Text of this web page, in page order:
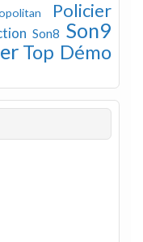
Policier
Son8 Son9
Top Démo